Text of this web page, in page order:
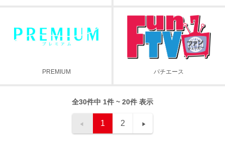
PREMIUM パチエース
全30件中 1件 ~ 20件 表示
1 2